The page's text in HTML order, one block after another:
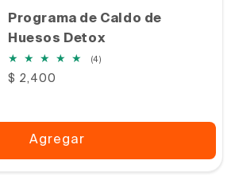
Programa de Caldo de
Huesos Detox
(4)4
Precio
$ 2,400
Agregar